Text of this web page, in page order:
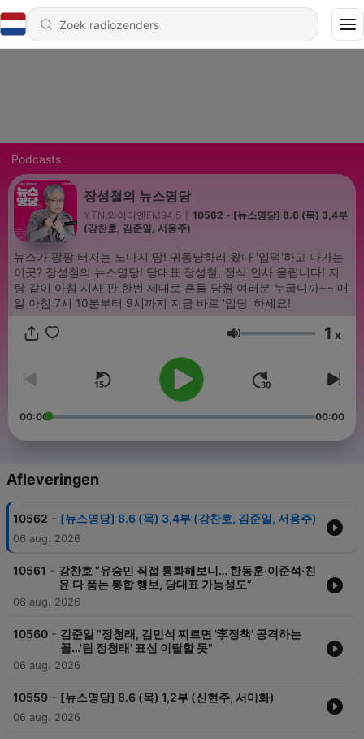
Podcasts
장성철의 뉴스명당
YTN,와이티엔FM94.5
10562 - [뉴스명당] 8.6 (목) 3,4부
(강찬호, 김준일, 서용주)
뉴스가 팡팡 터지는 노다지 땅! 귀동냥하러 왔다 '입덕'하고 나가는
이곳? 장성철의 뉴스명당! 당대표 장성철, 정식 인사 올립니다! 저
랑 같이 아침 시사 판 한번 제대로 흔들 당원 여러분 누굽니까~~ 매
일 아침 7시 10분부터 9시까지 지금 바로 '입당' 하세요!
Volume 1 x
00:00 00:00
Afleveringen
10562 - [뉴스명당] 8.6 (목) 3,4부 (강찬호, 김준일, 서용주)
06 aug. 2026
10561 - 강찬호 “유승민 직접 통화해보니… 한동훈·이준석·친
윤 다 품는 통합 행보, 당대표 가능성도”
06 aug. 2026
10560 - 김준일 "정청래, 김민석 찌르면 '李정책' 공격하는
꼴…'팀 정청래' 표심 이탈할 듯"
06 aug. 2026
10559 - [뉴스명당] 8.6 (목) 1,2부 (신현주, 서미화)
06 aug. 2026